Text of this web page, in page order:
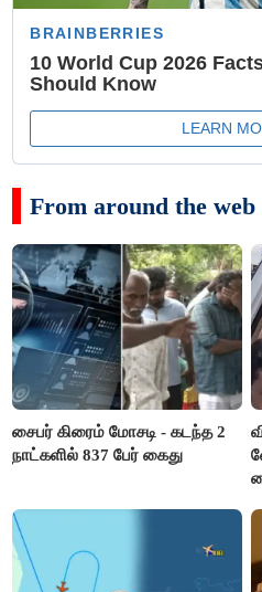
From around the web
சைபர் கிரைம் மோசடி - கடந்த 2
நாட்களில் 837 பேர் கைது